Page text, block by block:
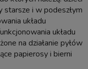
starsze i w podeszłym
układu
układu
na działanie pyłów
papierosy i bierni